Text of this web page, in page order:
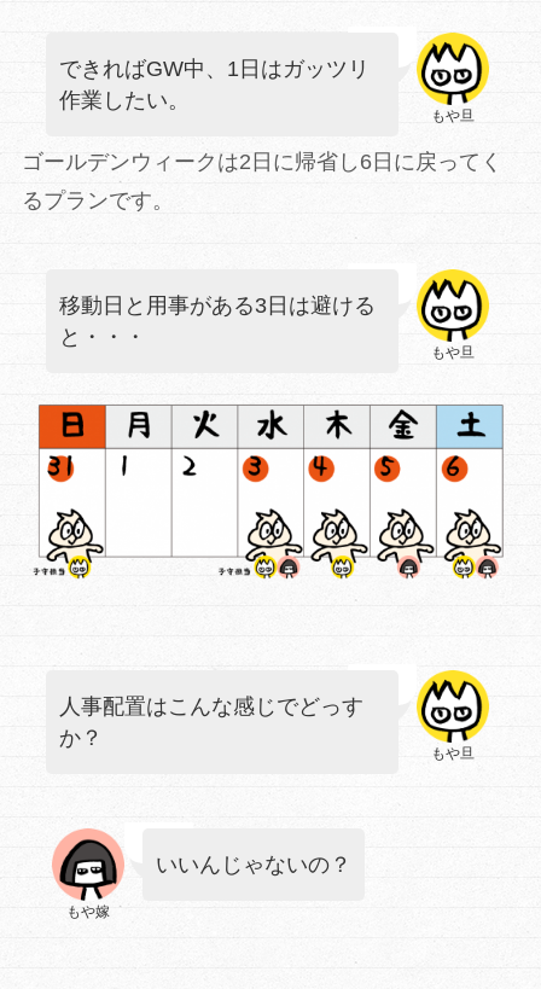
もや旦
できればGW中、1日はガッツリ
作業したい。
ゴールデンウィークは2日に帰省し6日に戻ってく
るプランです。
もや旦
移動日と用事がある3日は避ける
と・・・
もや旦
人事配置はこんな感じでどっす
か？
もや嫁
いいんじゃないの？